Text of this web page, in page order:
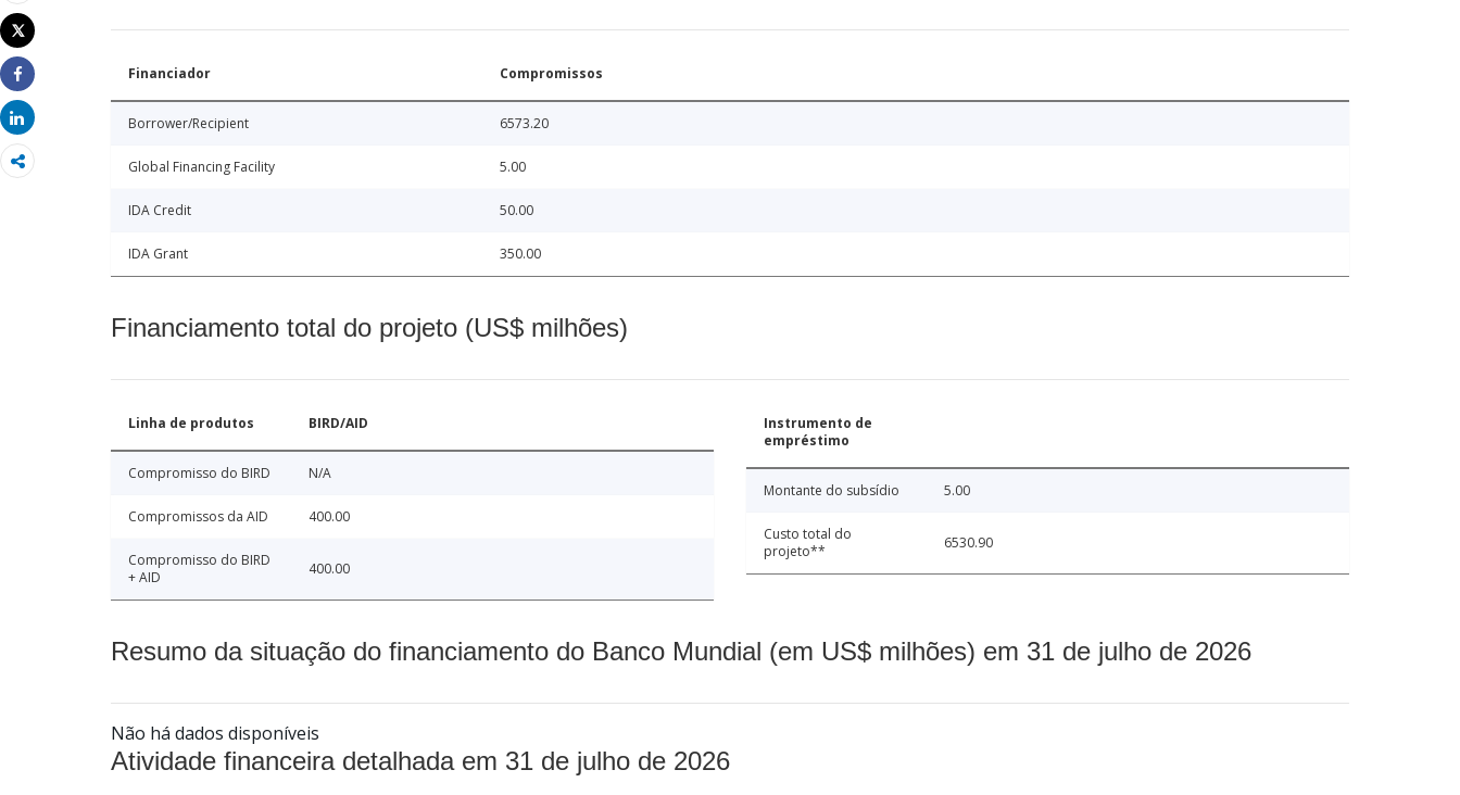
Email
Imprimir
Tweet
Share
Share
Financiador Compromissos
Borrower/Recipient 6573.20
Global Financing Facility 5.00
IDA Credit 50.00
IDA Grant 350.00
Financiamento total do projeto (US$ milhões)
Linha de produtos BIRD/AID
Compromisso do BIRD N/A
Compromissos da AID 400.00
Compromisso do BIRD
+ AID
400.00
Instrumento de
empréstimo
Montante do subsídio 5.00
Custo total do
projeto**
6530.90
Resumo da situação do financiamento do Banco Mundial (em US$ milhões) em 31 de julho de 2026
Não há dados disponíveis
Atividade financeira detalhada em 31 de julho de 2026